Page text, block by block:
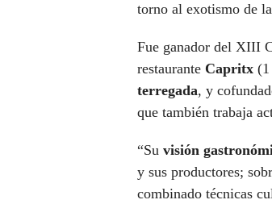
torno al exotismo de
Fue ganador del XIII
restaurante Capritx
terregada, y
que también trabaja
“Su visión
y sus productores;
combinado técnicas